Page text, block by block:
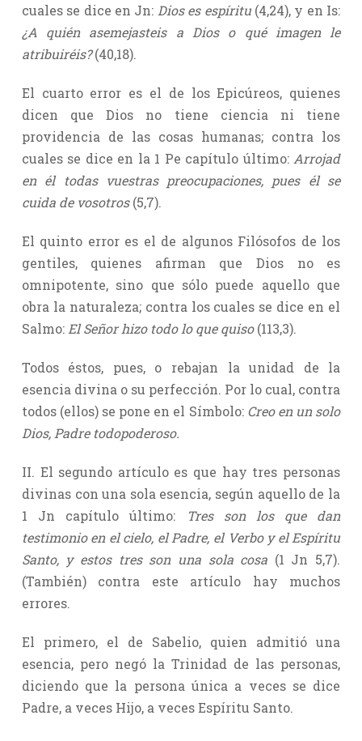
cuales se dice en Jn: Dios es espíritu(4,24), y en Is:
¿A quién asemejasteis a Dios o qué imagen le
atribuiréis?(40,18).
El cuarto error es el de los Epicúreos, quienes
dicen que Dios no tiene ciencia ni tiene
providencia de las cosas humanas; contra los
cuales se dice en la 1 Pe capítulo último: Arrojad
en él todas vuestras preocupaciones, pues él se
cuida de vosotros(5,7).
El quinto error es el de algunos Filósofos de los
gentiles, quienes afirman que Dios no es
omnipotente, sino que sólo puede aquello que
obra la naturaleza; contra los cuales se dice en el
Salmo: El Señor hizo todo lo que quiso(113,3).
Todos éstos, pues, o rebajan la unidad de la
esencia divina o su perfección. Por lo cual, contra
todos (ellos) se pone en el Símbolo: Creo en un solo
Dios, Padre todopoderoso.
II. El segundo artículo es que hay tres personas
divinas con una sola esencia, según aquello de la
1 Jn capítulo último:
Tres son los que dan
testimonio en el cielo, el Padre, el Verbo y el Espíritu
Santo, y estos tres son una sola cosa (1 Jn 5,7).
(También) contra este artículo hay muchos
errores.
El primero, el de Sabelio, quien admitió una
esencia, pero negó la Trinidad de las personas,
diciendo que la persona única a veces se dice
Padre, a veces Hijo, a veces Espíritu Santo.